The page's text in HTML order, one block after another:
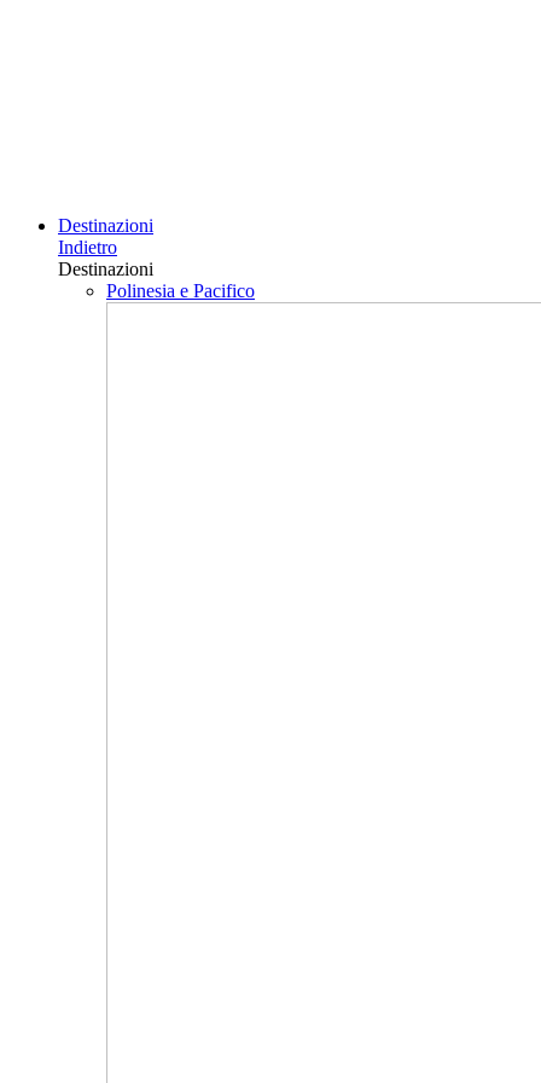
Destinazioni
Indietro
Destinazioni
Polinesia e Pacifico